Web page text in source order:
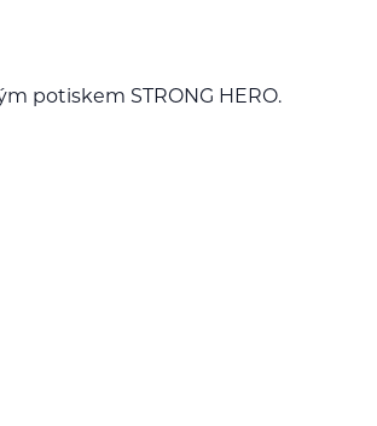
potiskem STRONG HERO.